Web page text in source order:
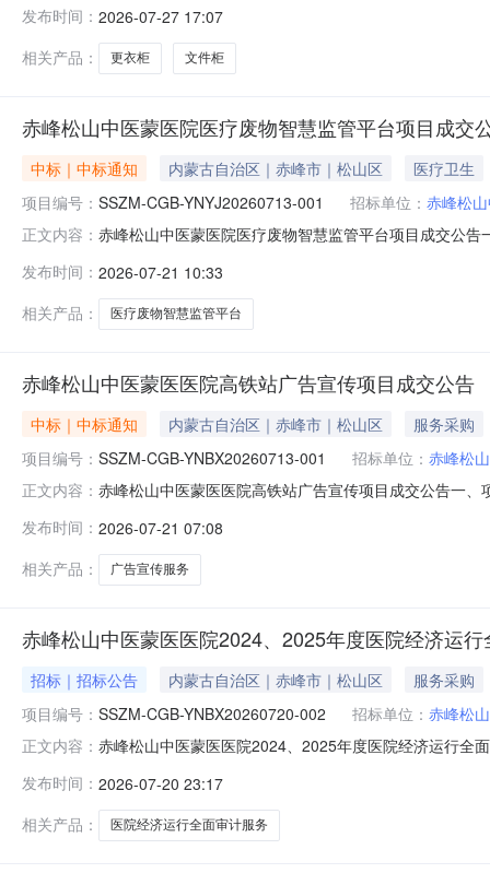
子卖场（协议采购)二、采购结果成交供应商：红山区君
发布时间： 2026-07-27 17:07
相关产品：
更衣柜 文件柜
赤峰松山中医蒙医院医疗废物智慧监管平台项目成交
中标｜中标通知 内蒙古自治区｜赤峰市｜松山区
医疗卫生
项目编号： SSZM-CGB-YNYJ20260713-001 招标单位： 赤峰松
正文内容： 赤峰松山中医蒙医院医疗废物智慧监管平台项目成交公
（二）供应商地址：内蒙古自治区包头市昆都仑区黄河
项采购
发布时间： 2026-07-21 10:33
相关产品：
医疗废物智慧监管平台
赤峰松山中医蒙医医院高铁站广告宣传项目成交公告
中标｜中标通知 内蒙古自治区｜赤峰市｜松山区
服务采购
项目编号： SSZM-CGB-YNBX20260713-001 招标单位： 赤峰松
正文内容： 赤峰松山中医蒙医医院高铁站广告宣传项目成交公告一
应商地址：赤峰市红山区铁南街道建材路以东、长青街
人：赤峰
发布时间： 2026-07-21 07:08
相关产品：
广告宣传服务
赤峰松山中医蒙医医院2024、2025年度医院经济运
招标｜招标公告 内蒙古自治区｜赤峰市｜松山区
服务采购
项目编号： SSZM-CGB-YNBX20260720-002 招标单位： 赤峰松
正文内容： 赤峰松山中医蒙医医院2024、2025年度医院经济运行全
内容：具体需求详见附件（四）采购限价：50000元二
应商
发布时间： 2026-07-20 23:17
相关产品：
医院经济运行全面审计服务